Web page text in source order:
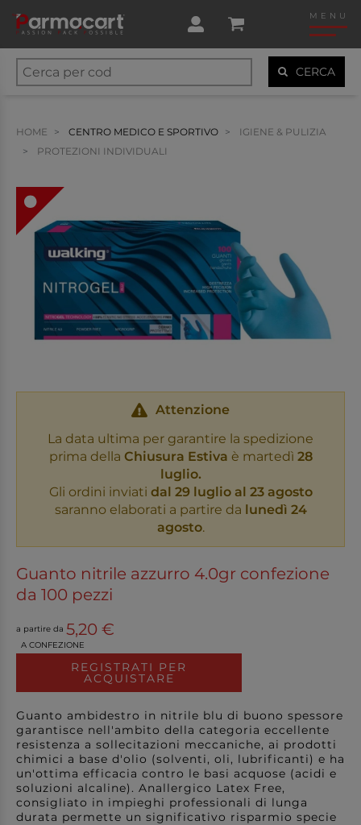
MENU
CERCA
HOME CENTRO MEDICO E SPORTIVO
IGIENE & PULIZIA
PROTEZIONI INDIVIDUALI
Attenzione
La data ultima per garantire la spedizione
prima della Chiusura Estiva è martedì 28
luglio.
Gli ordini inviati dal 29 luglio al 23 agosto
saranno elaborati a partire da lunedì 24
agosto.
Guanto nitrile azzurro 4.0gr confezione
da 100 pezzi
a partire da 5,20 €
A CONFEZIONE
REGISTRATI PER
ACQUISTARE
Guanto ambidestro in nitrile blu di buono spessore
garantisce nell'ambito della categoria eccellente
resistenza a sollecitazioni meccaniche, ai prodotti
chimici a base d'olio (solventi, oli, lubrificanti) e ha
un'ottima efficacia contro le basi acquose (acidi e
soluzioni alcaline). Anallergico Latex Free,
consigliato in impieghi professionali di lunga
durata permette un significativo risparmio specie